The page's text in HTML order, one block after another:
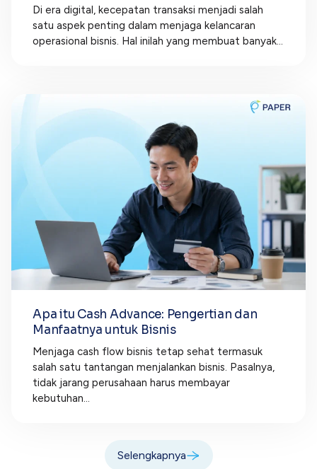
Di era digital, kecepatan transaksi menjadi salah
satu aspek penting dalam menjaga kelancaran
operasional bisnis. Hal inilah yang membuat banyak...
Apa itu Cash Advance: Pengertian dan
Manfaatnya untuk Bisnis
Menjaga cash flow bisnis tetap sehat termasuk
salah satu tantangan menjalankan bisnis. Pasalnya,
tidak jarang perusahaan harus membayar
kebutuhan...
Selengkapnya